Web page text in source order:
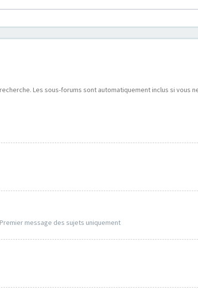
Les sous-forums sont automatiquement inclus si vous
Premier message des sujets uniquement